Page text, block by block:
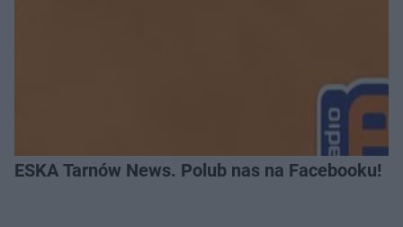
ESKA Tarnów News. Polub nas na Facebooku!